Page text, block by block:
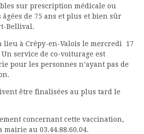
sur prescription médicale ou
de 75 ans et plus et bien sûr
Bellival.
lieu à Crépy-en-Valois le mercredi 17
service de co-voiturage est
pour les personnes n’ayant pas de
être finalisées au plus tard le
concernant cette vaccination,
mairie au 03.44.88.60.04.